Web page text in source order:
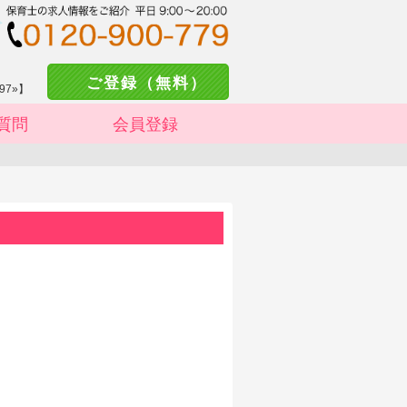
】 ご登録（無料）
問 会員登録